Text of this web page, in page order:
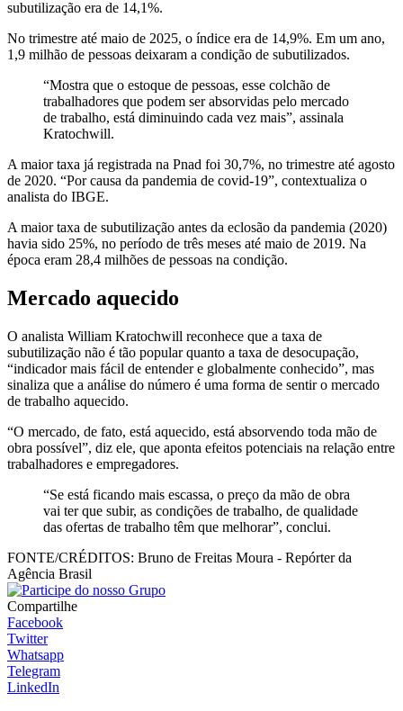
subutilização era de 14,1%.
No trimestre até maio de 2025, o índice era de 14,9%. Em um ano,
1,9 milhão de pessoas deixaram a condição de subutilizados.
“Mostra que o estoque de pessoas, esse colchão de
trabalhadores que podem ser absorvidas pelo mercado
de trabalho, está diminuindo cada vez mais”, assinala
Kratochwill.
A maior taxa já registrada na Pnad foi 30,7%, no trimestre até agosto
de 2020. “Por causa da pandemia de covid-19”, contextualiza o
analista do IBGE.
A maior taxa de subutilização antes da eclosão da pandemia (2020)
havia sido 25%, no período de três meses até maio de 2019. Na
época eram 28,4 milhões de pessoas na condição.
Mercado aquecido
O analista William Kratochwill reconhece que a taxa de
subutilização não é tão popular quanto a taxa de desocupação,
“indicador mais fácil de entender e globalmente conhecido”, mas
sinaliza que a análise do número é uma forma de sentir o mercado
de trabalho aquecido.
“O mercado, de fato, está aquecido, está absorvendo toda mão de
obra possível”, diz ele, que aponta efeitos potenciais na relação entre
trabalhadores e empregadores.
“Se está ficando mais escassa, o preço da mão de obra
vai ter que subir, as condições de trabalho, de qualidade
das ofertas de trabalho têm que melhorar”, conclui.
FONTE/CRÉDITOS: Bruno de Freitas Moura - Repórter da
Agência Brasil
Compartilhe
Facebook
Twitter
Whatsapp
Telegram
LinkedIn